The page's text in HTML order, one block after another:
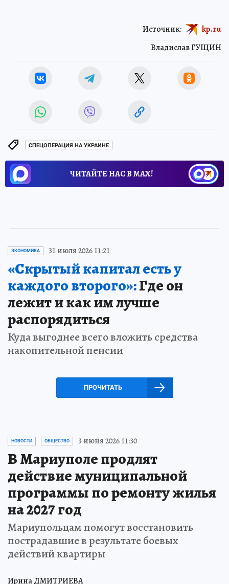
Владислав ГУЩИН
Источник: kp.ru
СПЕЦОПЕРАЦИЯ НА УКРАИНЕ
ЧИТАЙТЕ НАС В МАХ!
ЭКОНОМИКА 31 июля 2026 11:21
«Скрытый капитал есть у
каждого второго»:Где он
лежит и как им лучше
распорядиться
Куда выгоднее всего вложить средства
накопительной пенсии
ПРОЧИТАТЬ
НОВОСТИ ОБЩЕСТВО 3 июня 2026 11:30
В Мариуполе продлят
действие муниципальной
программы по ремонту жилья
на 2027 год
Мариупольцам помогут восстановить
пострадавшие в результате боевых
действий квартиры
Ирина ДМИТРИЕВА